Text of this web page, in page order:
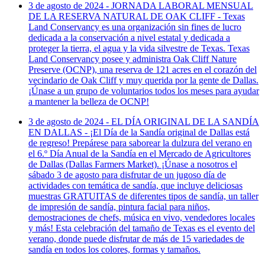
3 de agosto de 2024 - JORNADA LABORAL MENSUAL
DE LA RESERVA NATURAL DE OAK CLIFF - Texas
Land Conservancy es una organización sin fines de lucro
dedicada a la conservación a nivel estatal y dedicada a
proteger la tierra, el agua y la vida silvestre de Texas. Texas
Land Conservancy posee y administra Oak Cliff Nature
Preserve (OCNP), una reserva de 121 acres en el corazón del
vecindario de Oak Cliff y muy querida por la gente de Dallas.
¡Únase a un grupo de voluntarios todos los meses para ayudar
a mantener la belleza de OCNP!
3 de agosto de 2024 - EL DÍA ORIGINAL DE LA SANDÍA
EN DALLAS - ¡El Día de la Sandía original de Dallas está
de regreso! Prepárese para saborear la dulzura del verano en
el 6.º Día Anual de la Sandía en el Mercado de Agricultores
de Dallas (Dallas Farmers Market). ¡Únase a nosotros el
sábado 3 de agosto para disfrutar de un jugoso día de
actividades con temática de sandía, que incluye deliciosas
muestras GRATUITAS de diferentes tipos de sandía, un taller
de impresión de sandía, pintura facial para niños,
demostraciones de chefs, música en vivo, vendedores locales
y más! Esta celebración del tamaño de Texas es el evento del
verano, donde puede disfrutar de más de 15 variedades de
sandía en todos los colores, formas y tamaños.